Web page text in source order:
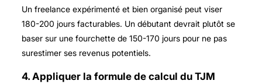
Un freelance expérimenté et bien organisé peut viser
180-200 jours facturables. Un débutant devrait plutôt se
baser sur une fourchette de 150-170 jours pour ne pas
surestimer ses revenus potentiels.
4. Appliquer la formule de calcul du TJM